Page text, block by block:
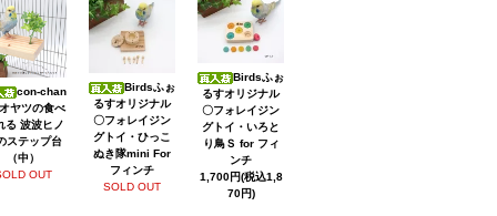
con-chan
ヤツの食べ
る 波波ヒノ
ステップ台
（中）
OUT
Birdsふぉ
るすオリジナル
〇フォレイジン
グトイ・ひっこ
ぬき隊mini For
フィンチ
SOLD OUT
Birdsふぉ
るすオリジナル
〇フォレイジン
グトイ・いろと
り鳥Ｓ for フィ
ンチ
1,700円(税込1,8
70円)